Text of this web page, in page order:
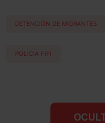
DETENCIÓN DE MIGRANTES
POLICIA FIFI